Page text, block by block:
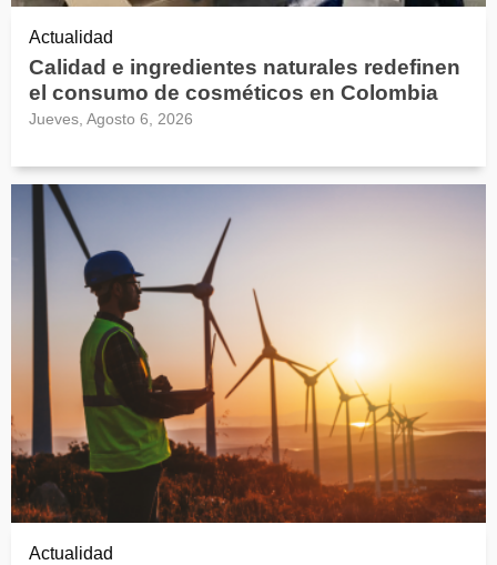
Actualidad
Calidad e ingredientes naturales redefinen
el consumo de cosméticos en Colombia
Jueves, Agosto 6, 2026
Actualidad